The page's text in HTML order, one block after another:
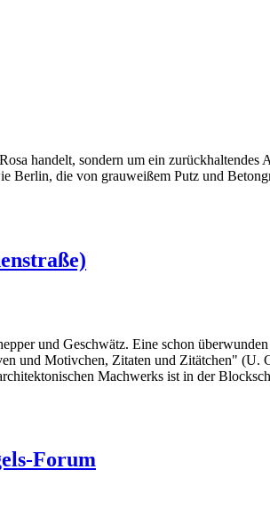
handelt, sondern um ein
Berlin, die von grauweißem Putz und
und Geschwätz. Eine schon
und Motivchen, Zitaten und Zitätchen"
Machwerks ist in der
Forum